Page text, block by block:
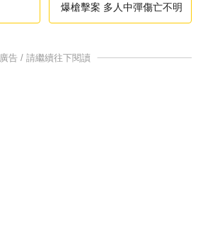
爆槍擊案 多人中彈傷亡不明
廣告 / 請繼續往下閱讀